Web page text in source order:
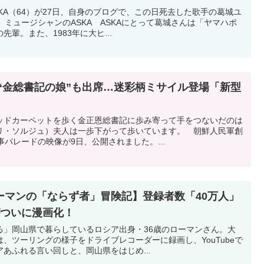
（64）が27日、自身のブログで、この日死去した歌手の葛城ユ
ミュージシャンのASKA ASKAにとって葛城さんは「ヤマハポ
輩。また、1983年に大ヒ...
総書記の娘”も出席…迷彩柄ミサイル登場「新型
カーペットを歩く金正恩総書記に歩み寄って手をつないだのは
・ソルジュ）夫人は一歩下がって歩いています。 朝鮮人民軍創
レードの映像が9日、公開されました。...
ンの「ならず者」冒険記】登録者数「40万人」
いに漫画化！
岡山県で暮らしているロシア出身・36歳のローマンさん。大
ツーリングの様子をドライブレコーダーに録画し、YouTubeで
ふれる言い回しと、岡山県をはじめ...